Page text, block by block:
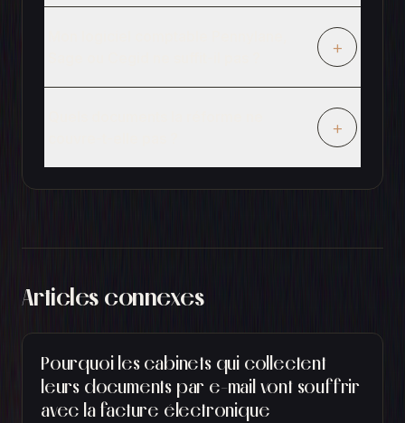
+
+
Articles connexes
Pourquoi les cabinets qui collectent
leurs documents par e-mail vont souffrir
avec la facture électronique